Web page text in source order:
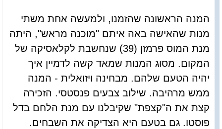
המנה הראשונה שהזמנו, ולמעשה אחת משתי
מנות שהאישה באה איתם "מוכנה מראש", היתה
מנת המוס פרמזן (39) שנחשבת לקלאסיקה של
המקום. מסוג המנות שמאד קשה לדמיין איך
יהיה הטעם שלהם. מבחינה ויזואלית - המנה
ממש מרהיבה. שילוב צבעים פנסטסי. הזכירה
קצת את ה"קצפת" שקיבלנו עם מנת הלחם בדל
פוסטו. גם בטעם היא הצדיקה את השבחים.